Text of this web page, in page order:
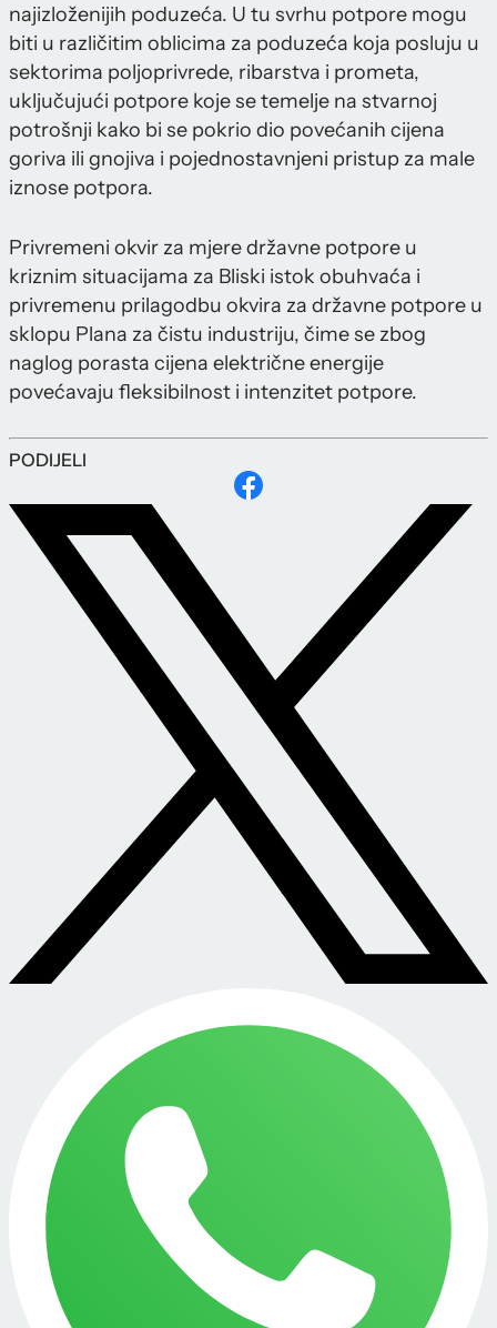
najizloženijih poduzeća. U tu svrhu potpore mogu
biti u različitim oblicima za poduzeća koja posluju u
sektorima poljoprivrede, ribarstva i prometa,
uključujući potpore koje se temelje na stvarnoj
potrošnji kako bi se pokrio dio povećanih cijena
goriva ili gnojiva i pojednostavnjeni pristup za male
iznose potpora.
Privremeni okvir za mjere državne potpore u
kriznim situacijama za Bliski istok obuhvaća i
privremenu prilagodbu okvira za državne potpore u
sklopu Plana za čistu industriju, čime se zbog
naglog porasta cijena električne energije
povećavaju fleksibilnost i intenzitet potpore.
PODIJELI